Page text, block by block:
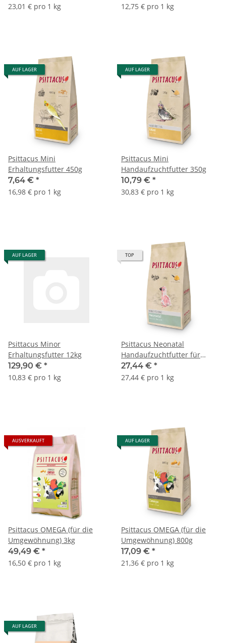
23,01 € pro 1 kg 12,75 € pro 1 kg
AUF LAGER
Psittacus Mini
Erhaltungsfutter 450g
7,64 € *
16,98 € pro 1 kg
AUF LAGER
Psittacus Mini
Handaufzuchtfutter 350g
10,79 € *
30,83 € pro 1 kg
AUF LAGER
Psittacus Minor
Erhaltungsfutter 12kg
129,90 € *
10,83 € pro 1 kg
TOP
Psittacus Neonatal
Handaufzuchtfutter für
Papageien 1kg
27,44 € *
27,44 € pro 1 kg
AUSVERKAUFT
Psittacus OMEGA (für die
Umgewöhnung) 3kg
49,49 € *
16,50 € pro 1 kg
AUF LAGER
Psittacus OMEGA (für die
Umgewöhnung) 800g
17,09 € *
21,36 € pro 1 kg
AUF LAGER